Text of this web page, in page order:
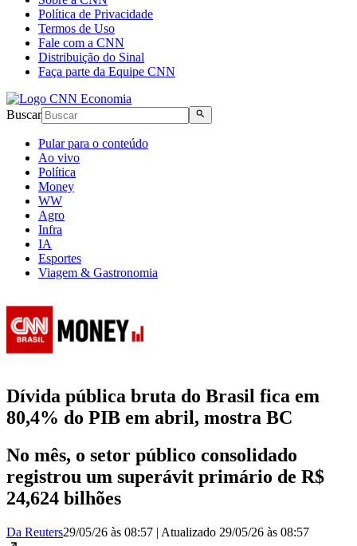
Política de Privacidade
Termos de Uso
Fale com a CNN
Distribuição do Sinal
Faça parte da Equipe CNN
Buscar
Pular para o conteúdo
Ao vivo
Política
Money
WW
Agro
Infra
IA
Esportes
Viagem & Gastronomia
Dívida pública bruta do Brasil fica em
80,4% do PIB em abril, mostra BC
No mês, o setor público consolidado
registrou um superávit primário de R$
24,624 bilhões
Da Reuters29/05/26 às 08:57 | Atualizado 29/05/26 às 08:57